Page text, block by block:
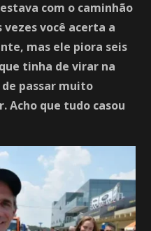
com o caminhão
você acerta a
mas ele piora seis
tinha de virar na
passar muito
Acho que tudo casou